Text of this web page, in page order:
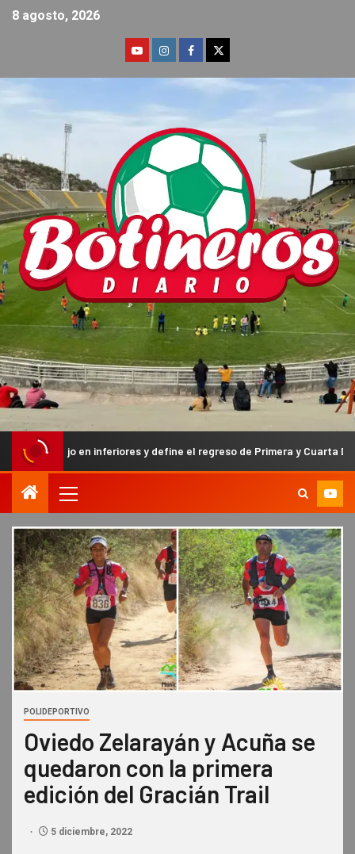
8 agosto, 2026
y define el regreso de Primera y Cuarta División
POLIDEPORTIVO
Oviedo Zelarayán y Acuña se
quedaron con la primera
edición del Gracián Trail
5 diciembre, 2022